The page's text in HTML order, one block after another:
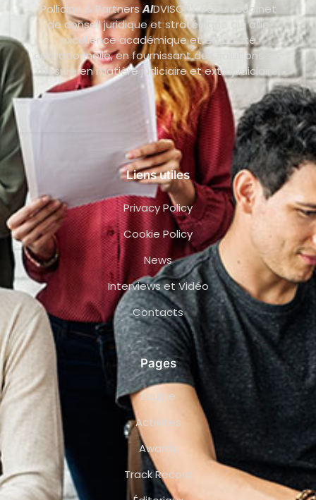
Pollicino & PartnersAIDVISORY est un cabinet
de conseil juridique et stratégique qui allie
excellence académique et efficacité
opérationnelle, en fournissant des solutions sur
mesure en matière judiciaire et extrajudiciaire.
Liens utiles
Privacy Policy
Cookie Policy
News
Interviews et Vidéo
Contacts
Pages
Équipe
Activités
Awards
Track Record